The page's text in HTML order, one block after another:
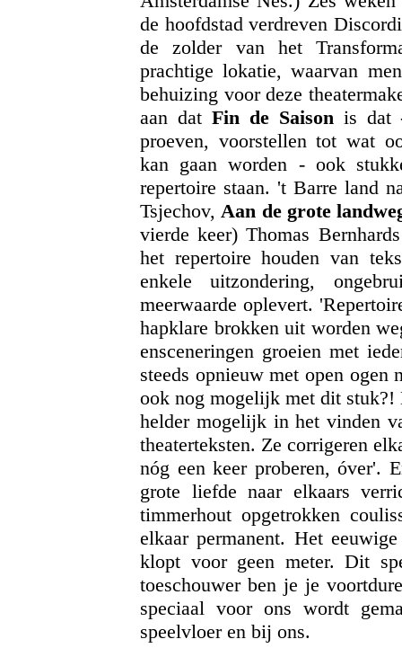
de hoofdstad verdreven
de zolder van het
prachtige lokatie, waarvan
behuizing voor deze
aan dat Fin de Saisonis dat -
proeven, voorstellen tot wat
kan gaan worden - ook
repertoire staan. 't Barre land
Tsjechov,Aan de grote
vierde keer) Thomas
het repertoire houden van
enkele uitzondering,
meerwaarde oplevert.
hapklare brokken uit worden
ensceneringen groeien met
steeds opnieuw met open
ook nog mogelijk met dit stuk?!
helder mogelijk in het vinden
theaterteksten. Ze corrigeren
nóg een keer proberen, óver'.
grote liefde naar elkaars
timmerhout opgetrokken
elkaar permanent. Het
klopt voor geen meter. Dit
toeschouwer ben je je
speciaal voor ons wordt
speelvloer en bij ons.